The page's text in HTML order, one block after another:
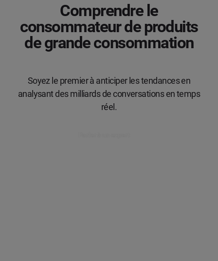
Comprendre le
consommateur de produits
de grande consommation
Soyez le premier à anticiper les tendances en
analysant des milliards de conversations en temps
réel.